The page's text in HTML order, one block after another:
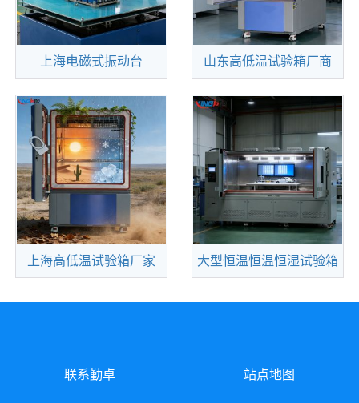
上海电磁式振动台
符合各国家标準--[第Ⅰ
及种类A/20OHZ内].[第Ⅱ
及种类B/50OHZ内]
山东高低温试验箱厂商
在当今全球化与科技深
度融合的时代，产品面临
着前所未有的多样化环境
挑战。从冰雪覆盖
上海高低温试验箱厂家 大型恒温恒温恒湿试验箱
联系勤卓 站点地图